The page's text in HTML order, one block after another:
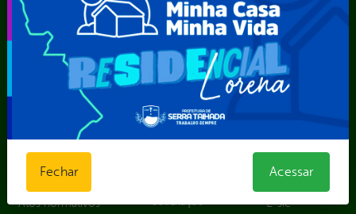
Secretaria Municipal de Saúde – SMS
Secretaria Municipal de Serviços Públicos – SEMUSP
Superintendência de Trânsito e Transportes de Serra
Talhada-STTRANS
Transparência, Fiscalização e Controle
Portal da
Transparência
Educação
Atos normativos
E-sic
Solicitação
Outros
Serviços
Carta de
E-sic
Fechar Acessar